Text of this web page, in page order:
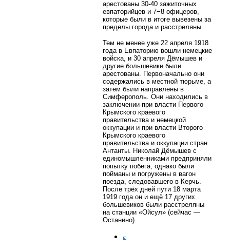
арестованы 30-40 зажиточных
евпаторийцев и 7−8 офицеров,
которые были в итоге вывезены за
пределы города и расстреляны.
Тем не менее уже 22 апреля 1918
года в Евпаторию вошли немецкие
войска, и 30 апреля Дёмышев и
другие большевики были
арестованы. Первоначально они
содержались в местной тюрьме, а
затем были направлены в
Симферополь. Они находились в
заключении при власти Первого
Крымского краевого
правительства и немецкой
оккупации и при власти Второго
Крымского краевого
правительства и оккупации стран
Антанты. Николай Дёмышев с
единомышленниками предприняли
попытку побега, однако были
пойманы и погружены в вагон
поезда, следовавшего в Керчь.
После трёх дней пути 18 марта
1919 года он и ещё 17 других
большевиков были расстреляны
на станции «Ойсул» (сейчас —
Останино).